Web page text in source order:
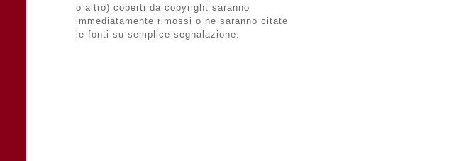
o altro) coperti da copyright saranno
immediatamente rimossi o ne saranno citate
le fonti su semplice segnalazione.